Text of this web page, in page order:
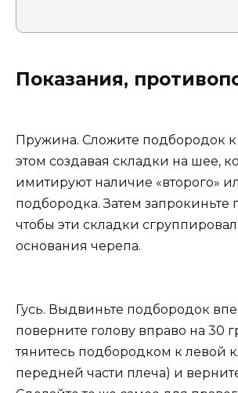
Показания,
Пружина. Сложите подбородок
этом создавая складки на шее,
имитируют наличие «второго»
подбородка. Затем запрокиньте
чтобы эти складки
основания черепа.
Гусь. Выдвиньте подбородок
поверните голову вправо на 30
тянитесь подбородком к левой
передней части плеча) и